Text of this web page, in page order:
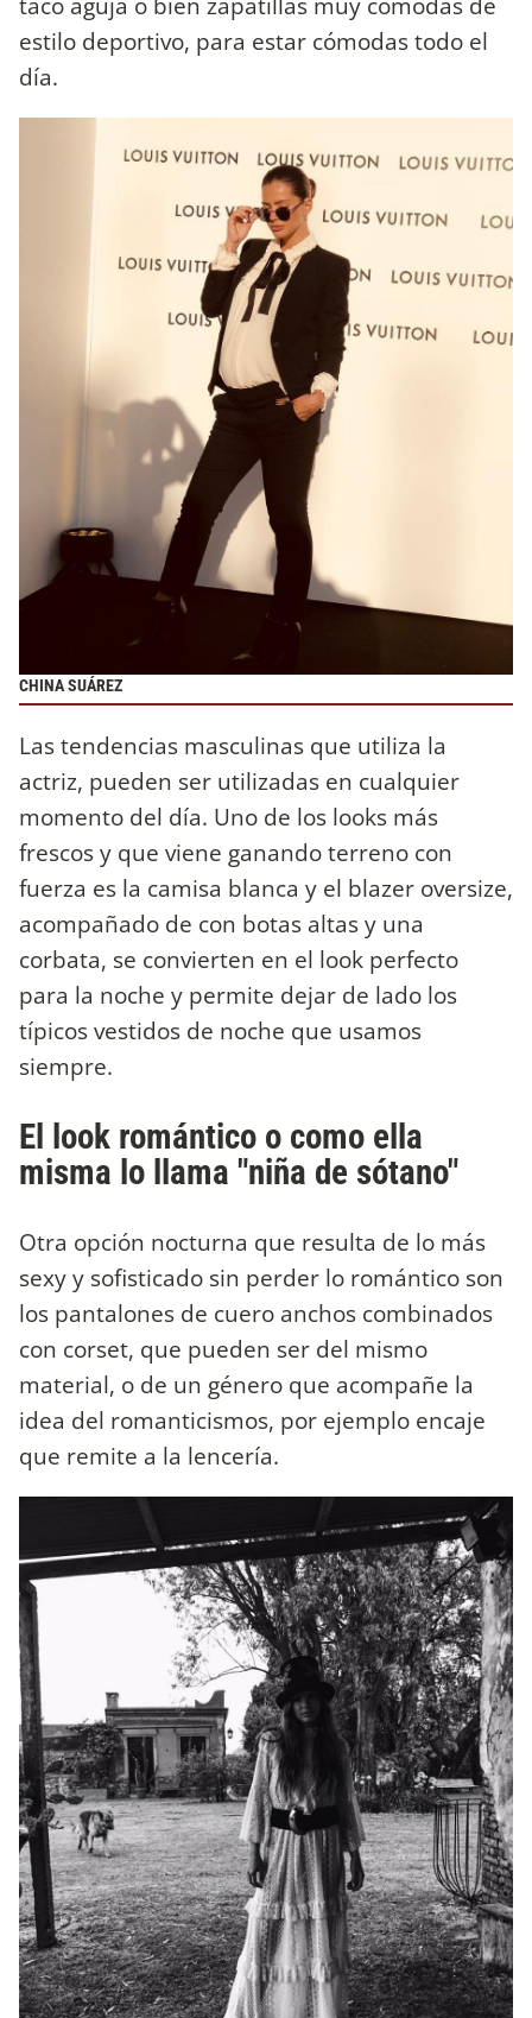
estilo deportivo, para estar cómodas todo el
día.
CHINA SUÁREZ
Las tendencias masculinas que utiliza la
actriz, pueden ser utilizadas en cualquier
momento del día. Uno de los looks más
frescos y que viene ganando terreno con
fuerza es la camisa blanca y el blazer oversize,
acompañado de con botas altas y una
corbata, se convierten en el look perfecto
para la noche y permite dejar de lado los
típicos vestidos de noche que usamos
siempre.
El look romántico o como ella
misma lo llama "niña de sótano"
Otra opción nocturna que resulta de lo más
sexy y sofisticado sin perder lo romántico son
los pantalones de cuero anchos combinados
con corset, que pueden ser del mismo
material, o de un género que acompañe la
idea del romanticismos, por ejemplo encaje
que remite a la lencería.